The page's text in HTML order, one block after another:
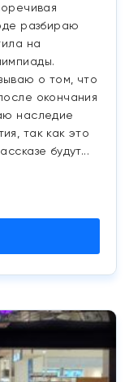
разбираю
на
о том, что
окончания
наследие
так как это
будут...